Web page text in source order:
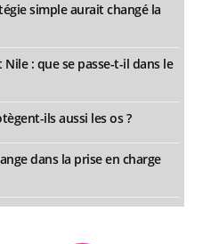
simple aurait changé la
: que se passe-t-il dans le
ils aussi les os ?
dans la prise en charge